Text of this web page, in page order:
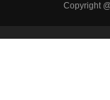
Copyright